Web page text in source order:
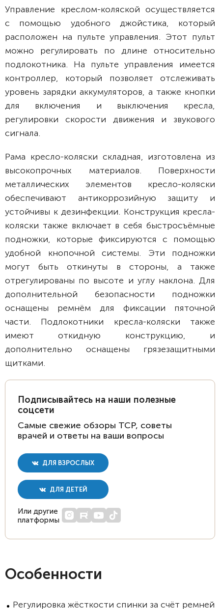
Управление креслом-коляской осуществляется
с помощью удобного джойстика, который
расположен на пульте управления. Этот пульт
можно регулировать по длине относительно
подлокотника. На пульте управления имеется
контроллер, который позволяет отслеживать
уровень зарядки аккумуляторов, а также кнопки
для включения и выключения кресла,
регулировки скорости движения и звукового
сигнала.
Рама кресло-коляски складная, изготовлена из
высокопрочных материалов. Поверхности
металлических элементов кресло-коляски
обеспечивают антикоррозийную защиту и
устойчивы к дезинфекции. Конструкция кресла-
коляски также включает в себя быстросъёмные
подножки, которые фиксируются с помощью
удобной кнопочной системы. Эти подножки
могут быть откинуты в стороны, а также
отрегулированы по высоте и углу наклона. Для
дополнительной безопасности подножки
оснащены ремнём для фиксации пяточной
части. Подлокотники кресла-коляски также
имеют откидную конструкцию, и
дополнительно оснащены грязезащитными
щитками.
Подписывайтесь на наши полезные
соцсети
Самые свежие обзоры ТСР, советы
врачей и ответы на ваши вопросы
ДЛЯ ВЗРОСЛЫХ
ДЛЯ ДЕТЕЙ
Или другие
платформы
Особенности
Регулировка жёсткости спинки за счёт ремней